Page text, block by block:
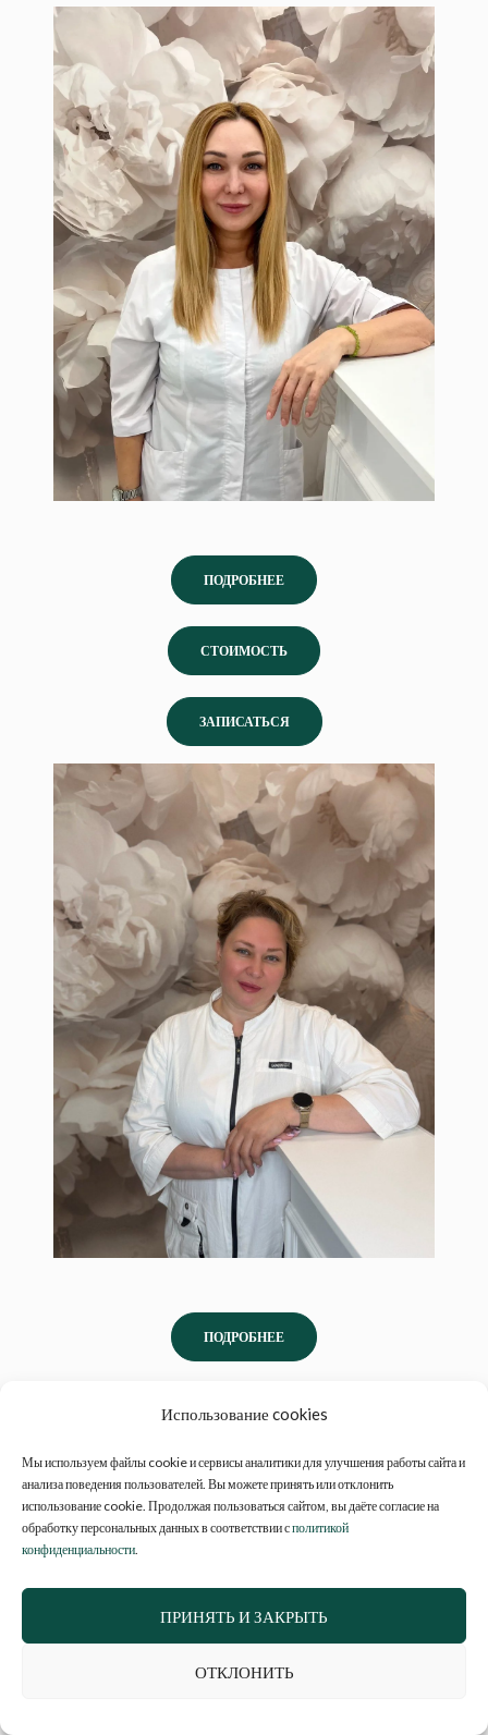
Использование cookies
Мы используем файлы cookie и сервисы аналитики для улучшения работы сайта и
анализа поведения пользователей. Вы можете принять или отклонить
использование cookie. Продолжая пользоваться сайтом, вы даёте согласие на
обработку персональных данных в соответствии сполитикой
конфиденциальности.
ПРИНЯТЬ И ЗАКРЫТЬ
ОТКЛОНИТЬ
Сандальнова Ирина
ПОДРОБНЕЕ
СТОИМОСТЬ
ЗАПИСАТЬСЯ
Шапран Наталья
ПОДРОБНЕЕ
ЗАПИСАТЬСЯ
Отзывы наших клиентов о чистке
лица:
Долго сомневалась, стоит ли делать чистку